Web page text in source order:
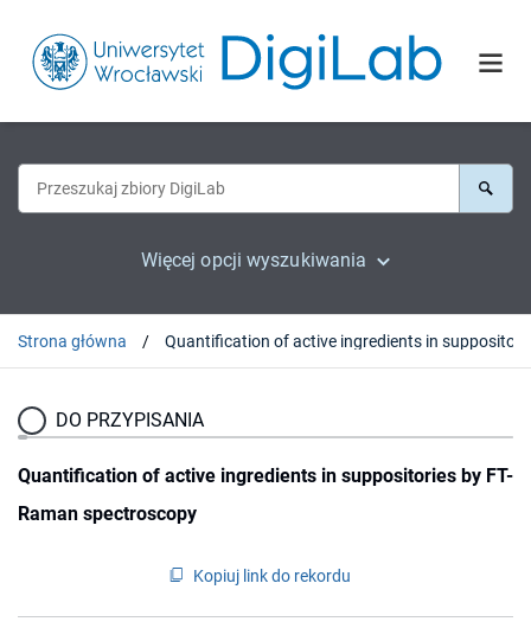
Więcej opcji wyszukiwania
Strona główna
DO PRZYPISANIA
Quantification of active ingredients in suppositories by FT-
Raman spectroscopy
Kopiuj link do rekordu